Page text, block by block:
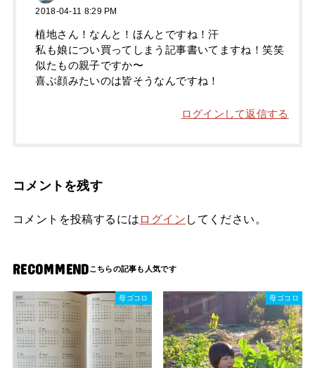
2018-04-11 8:29 PM
植地さん！なんと！ほんとですね！汗
私も娘につい買ってしまう記事書いてますね！笑笑
似たもの親子ですか〜
喜ぶ顔みたいのは皆そうなんですね！
ログインして返信する
コメントを残す
コメントを投稿するには ログイン してください。
RECOMMEND
母ゴコロ 母ゴコロ